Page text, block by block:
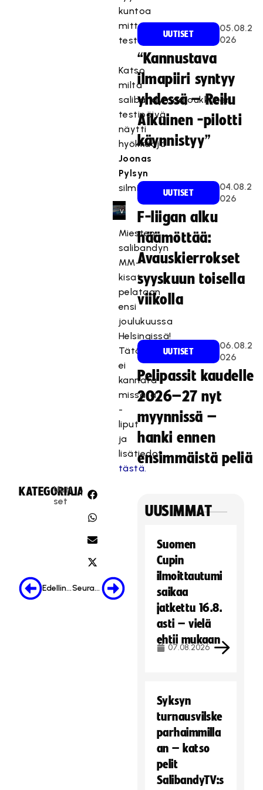
kuntoa
mittaavia
testejä.
Katso
miltä
salibandymaajoukkueen
testipäivä
näytti
hyökkääjä
Joonas
Pylsyn
silmin:
e
t
y
,
k
o
s
k
a
s
v
a
t
ii
m
a
r
k
k
i
i
n
t
i
e
v
ä
Hyväksy markkinointievästeet
Miesten
salibandyn
MM-
kisat
pelataan
ensi
joulukuussa
Helsingissä!
Tätä
ei
kannata
missata
-
liput
ja
lisätiedot
tästä.
KATEGORIA:
Uuti
set
JAA:
Edellinen Seuraava
UUTISET
05.08.2
026
“Kannustava
ilmapiiri syntyy
yhdessä – Reilu
Aikuinen -pilotti
käynnistyy”
UUTISET
04.08.2
026
F-liigan alku
häämöttää:
Avauskierrokset
syyskuun toisella
viikolla
UUTISET
06.08.2
026
Pelipassit kaudelle
2026–27 nyt
myynnissä –
hanki ennen
ensimmäistä peliä
UUSIMMAT
Suomen
Cupin
ilmoittautumi
saikaa
jatkettu 16.8.
asti – vielä
ehtii mukaan
07.08.2026
Syksyn
turnausvilske
parhaimmilla
an – katso
pelit
SalibandyTV:s